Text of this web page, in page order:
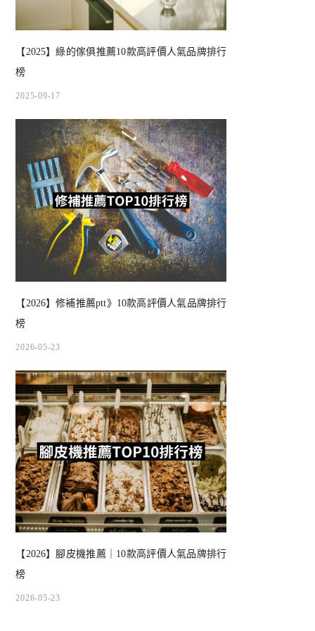
【2025】綠的傢俱推薦10款高評價人氣品牌排行
榜
2025-09-17
【2026】修補推薦ptt》10款高評價人氣品牌排行
榜
2026-05-23
【2026】腳皮機推薦｜10款高評價人氣品牌排行
榜
2026-05-23